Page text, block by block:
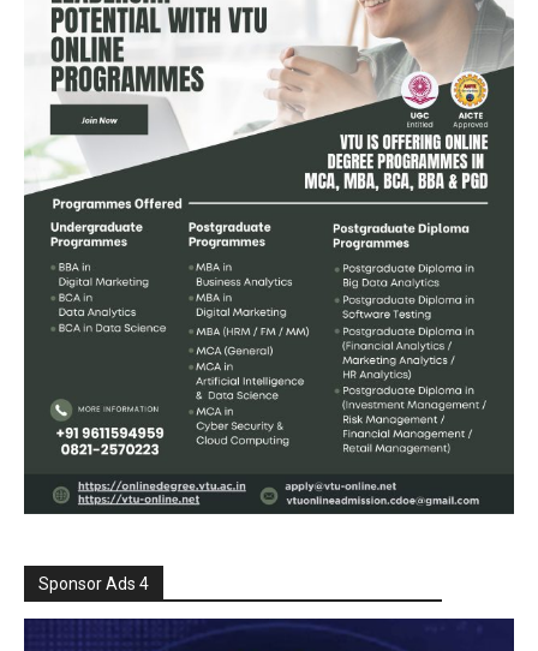
Sponsor Ads 4